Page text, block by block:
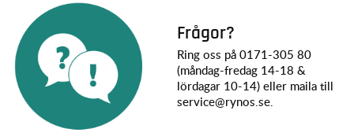
Frågor?
Ring oss på 0171-305 80
(måndag-fredag 14-18 &
lördagar 10-14) eller maila till
service@rynos.se.